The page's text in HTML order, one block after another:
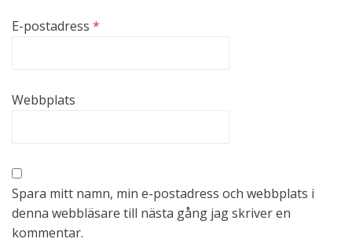
E-postadress *
Webbplats
Spara mitt namn, min e-postadress och webbplats i
denna webbläsare till nästa gång jag skriver en
kommentar.